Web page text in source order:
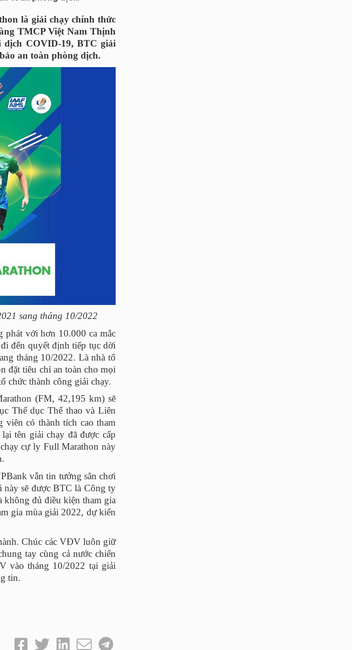
là giải chạy chính thức
TMCP Việt Nam Thịnh
dịch COVID-19, BTC giải
an toàn phòng dịch.
sang tháng 10/2022
phát với hơn 10.000 ca mắc
đến quyết định tiếp tục dời
tháng 10/2022. Là nhà tổ
đặt tiêu chí an toàn cho mọi
chức thành công giải chạy.
(FM, 42,195 km) sẽ
Thể dục Thể thao và Liên
có thành tích cao tham
tên giải chạy đã được cấp
cự ly Full Marathon này
vẫn tin tưởng sân chơi
này sẽ được BTC là Công ty
đủ điều kiện tham gia
gia mùa giải 2022, dự kiến
Chúc các VĐV luôn giữ
tay cùng cả nước chiến
vào tháng 10/2022 tại giải
tin.